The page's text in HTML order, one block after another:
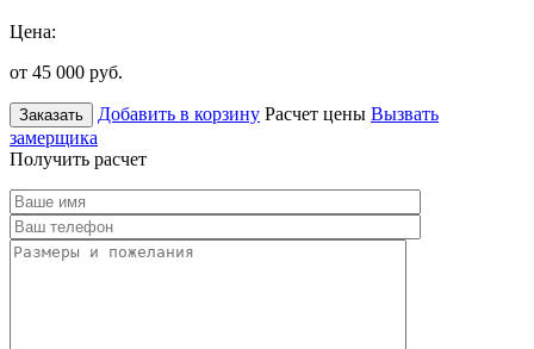
Цена:
от 45 000 руб.
Заказать Добавить в корзину Расчет цены Вызвать
замерщика
Получить расчет